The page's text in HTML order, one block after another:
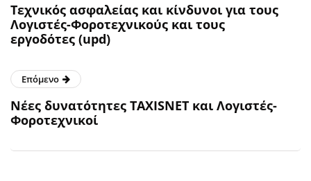
Τεχνικός ασφαλείας και κίνδυνοι για τους
Λογιστές-Φοροτεχνικούς και τους
εργοδότες (upd)
Επόμενο
Νέες δυνατότητες TAXISNET και Λογιστές-
Φοροτεχνικοί